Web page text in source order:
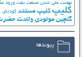
نهضت ملي شدن صنعت نفت ورود
کلیپ کلیپ مستند کودتای 28 مرداد
گلچین مولودی ولادت
پیوندها